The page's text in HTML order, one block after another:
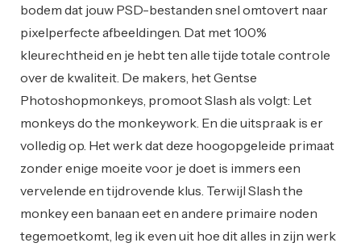
bodem dat jouw PSD-bestanden snel omtovert naar
pixelperfecte afbeeldingen. Dat met 100%
kleurechtheid en je hebt ten alle tijde totale controle
over de kwaliteit. De makers, het Gentse
Photoshopmonkeys, promoot Slash als volgt: Let
monkeys do the monkeywork. En die uitspraak is er
volledig op. Het werk dat deze hoogopgeleide primaat
zonder enige moeite voor je doet is immers een
vervelende en tijdrovende klus. Terwijl Slash the
monkey een banaan eet en andere primaire noden
tegemoetkomt, leg ik even uit hoe dit alles in zijn werk